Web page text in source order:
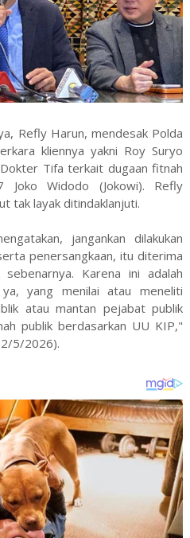
Refly Harun, mendesak Polda
kliennya yakni Roy Suryo
Tifa terkait dugaan fitnah
Joko Widodo (Jokowi). Refly
tak layak ditindaklanjuti.
jangankan dilakukan
penersangkaan, itu diterima
Karena ini adalah
yang menilai atau meneliti
atau mantan pejabat publik
publik berdasarkan UU KIP,"
5/2026).